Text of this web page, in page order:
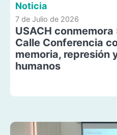
Noticia
7 de Julio de 2026
USACH
Calle Conferencia
memoria, represión
humanos